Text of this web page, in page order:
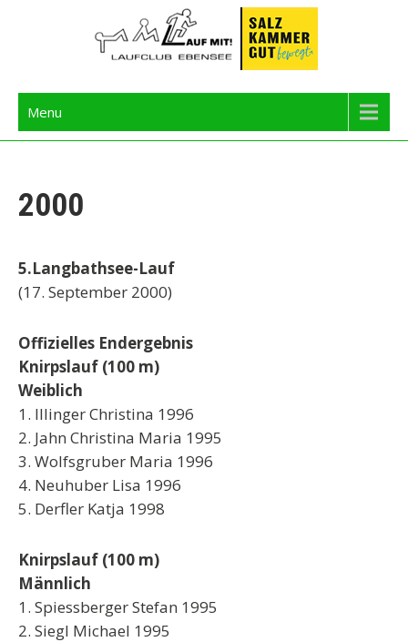
Langbathseelauf
Menu
2000
5.Langbathsee-Lauf
(17. September 2000)
Offizielles Endergebnis
Knirpslauf (100 m)
Weiblich
1. Illinger Christina 1996
2. Jahn Christina Maria 1995
3. Wolfsgruber Maria 1996
4. Neuhuber Lisa 1996
5. Derfler Katja 1998
Knirpslauf (100 m)
Männlich
1. Spiessberger Stefan 1995
2. Siegl Michael 1995